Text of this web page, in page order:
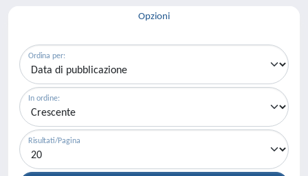
Opzioni
Ordina per:
In ordine:
Risultati/Pagina